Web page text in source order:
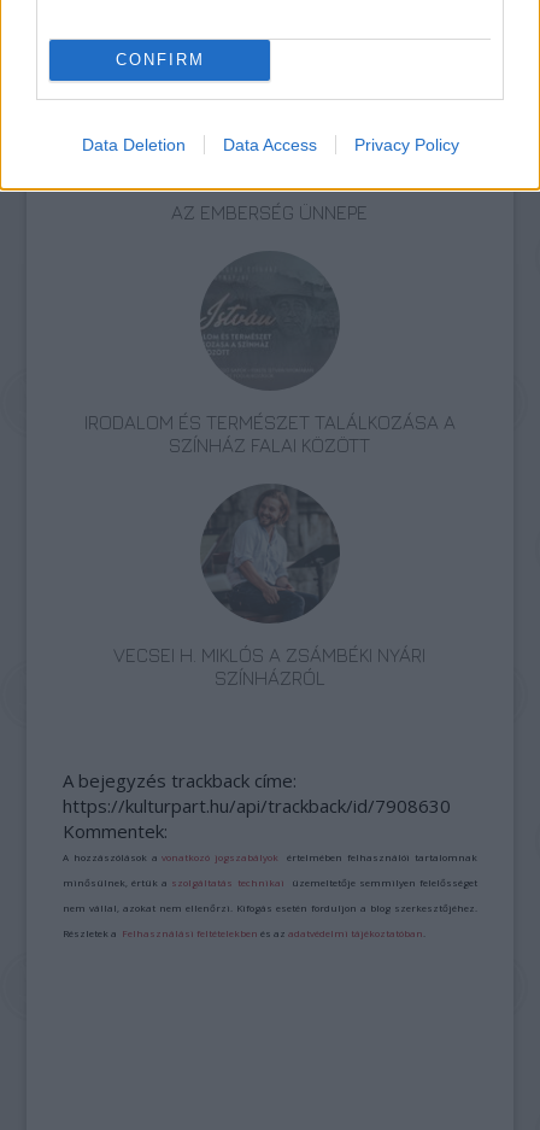
CONFIRM
Data Deletion Data Access Privacy Policy
AZ EMBERSÉG ÜNNEPE
IRODALOM ÉS TERMÉSZET TALÁLKOZÁSA A
SZÍNHÁZ FALAI KÖZÖTT
VECSEI H. MIKLÓS A ZSÁMBÉKI NYÁRI
SZÍNHÁZRÓL
A bejegyzés trackback címe:
https://kulturpart.hu/api/trackback/id/7908630
Kommentek:
A hozzászólások avonatkozó jogszabályok értelmében felhasználói tartalomnak
minősülnek, értük a szolgáltatás technikai üzemeltetője semmilyen felelősséget
nem vállal, azokat nem ellenőrzi. Kifogás esetén forduljon a blog szerkesztőjéhez.
Részletek a Felhasználási feltételekben és azadatvédelmi tájékoztatóban